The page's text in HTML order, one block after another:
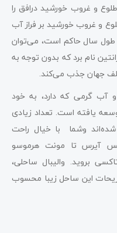
و غروب خورشید درافق را
و غروب خورشید بر فراز آب
سال حاکم است، می‌توان
نام برد که بدون توجه به
جهان جذب می‌کند.
آب گرمی که دارد، به خود
یافته است. تعداد زیادی
وشما با خیال راحت
آیرس تا مونت هرموسو
بروید. والیبال ساحلی،
این ساحل زیبا محسوب